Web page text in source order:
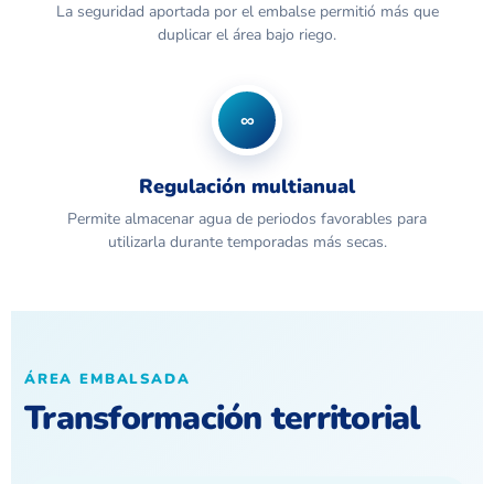
La seguridad aportada por el embalse permitió más que
duplicar el área bajo riego.
∞
Regulación multianual
Permite almacenar agua de periodos favorables para
utilizarla durante temporadas más secas.
ÁREA EMBALSADA
Transformación territorial